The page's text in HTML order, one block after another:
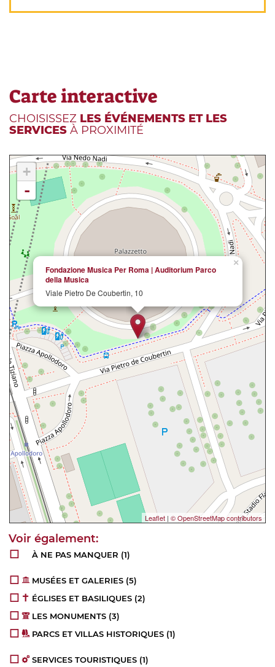
Carte interactive
CHOISISSEZ LES ÉVÉNEMENTS ET LES
SERVICES À PROXIMITÉ
×
Fondazione Musica Per Roma | Auditorium Parco
della Musica
Viale Pietro De Coubertin, 10
+
-
Leaflet | © OpenStreetMap contributors
À NE PAS MANQUER (1)
MUSÉES ET GALERIES (5)
ÉGLISES ET BASILIQUES (2)
LES MONUMENTS (3)
PARCS ET VILLAS HISTORIQUES (1)
SERVICES TOURISTIQUES (1)